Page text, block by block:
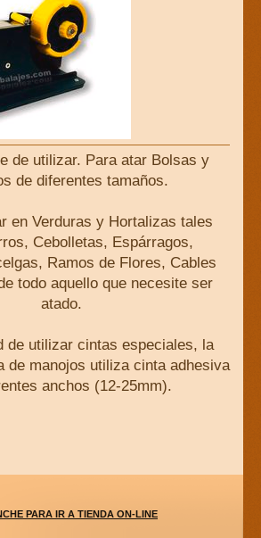
de utilizar. Para atar Bolsas y
de diferentes tamaños.
en Verduras y Hortalizas tales
Cebolletas, Espárragos,
Ramos de Flores, Cables
todo aquello que necesite ser
atado.
de utilizar cintas especiales, la
de manojos utiliza cinta adhesiva
anchos (12-25mm).
PARA IR A TIENDA ON-LINE